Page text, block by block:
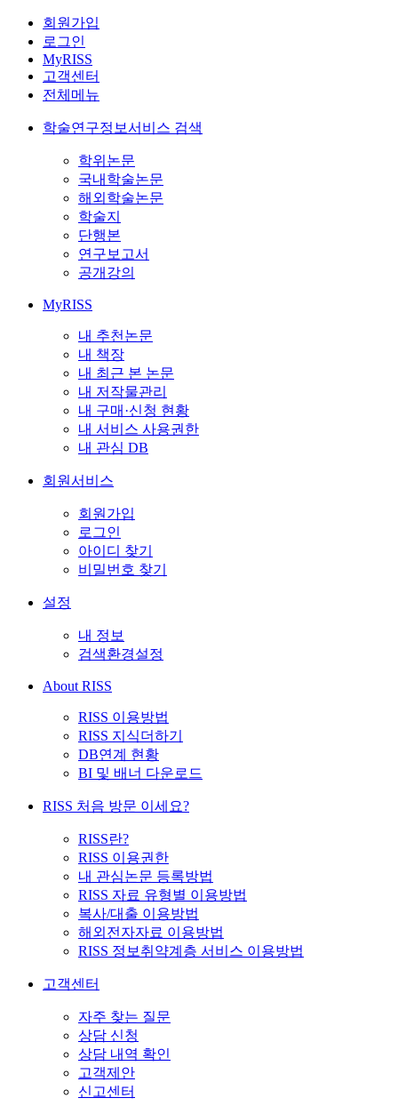
회원가입
로그인
MyRISS
고객센터
전체메뉴
학술연구정보서비스 검색
학위논문
국내학술논문
해외학술논문
학술지
단행본
연구보고서
공개강의
MyRISS
내 추천논문
내 책장
내 최근 본 논문
내 저작물관리
내 구매·신청 현황
내 서비스 사용권한
내 관심 DB
회원서비스
회원가입
로그인
아이디 찾기
비밀번호 찾기
설정
내 정보
검색환경설정
About RISS
RISS 이용방법
RISS 지식더하기
DB연계 현황
BI 및 배너 다운로드
RISS 처음 방문 이세요?
RISS란?
RISS 이용권한
내 관심논문 등록방법
RISS 자료 유형별 이용방법
복사/대출 이용방법
해외전자자료 이용방법
RISS 정보취약계층 서비스 이용방법
고객센터
자주 찾는 질문
상담 신청
상담 내역 확인
고객제안
신고센터